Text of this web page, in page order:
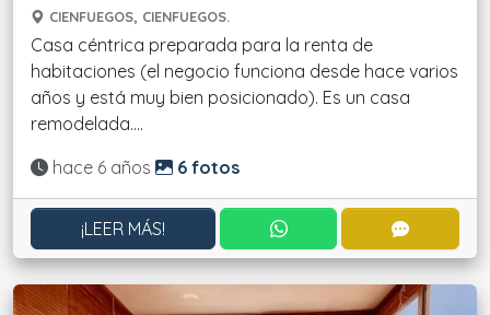
CIENFUEGOS, CIENFUEGOS.
Casa céntrica preparada para la renta de
habitaciones (el negocio funciona desde hace varios
años y está muy bien posicionado). Es un casa
remodelada....
Actualizado:
hace 6 años 6 fotos
¡LEER MÁS! CONTACTAR POR